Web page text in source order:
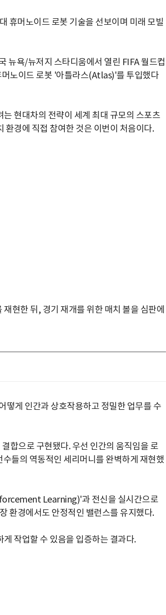
휴머노이드 로봇 기술을 선보이며 미래 모빌
뉴욕/뉴저지 스타디움에서 열린 FIFA 월드컵
노이드 로봇 '아틀라스(Atlas)'를 투입했다
현대차의 전략이 세계 최대 규모의 스포츠
환경에 직접 참여한 것은 이번이 처음이다.
현한 뒤, 경기 재개를 위한 매치 볼을 심판에
떻게 인간과 상호작용하고 정밀한 업무를 수
합으로 구현됐다. 우선 인간의 움직임을 로
들의 역동적인 세리머니를 완벽하게 재현했
Learning)'과 전신을 실시간으로
경에서도 안정적인 밸런스를 유지했다.
작업할 수 있음을 입증하는 결과다.